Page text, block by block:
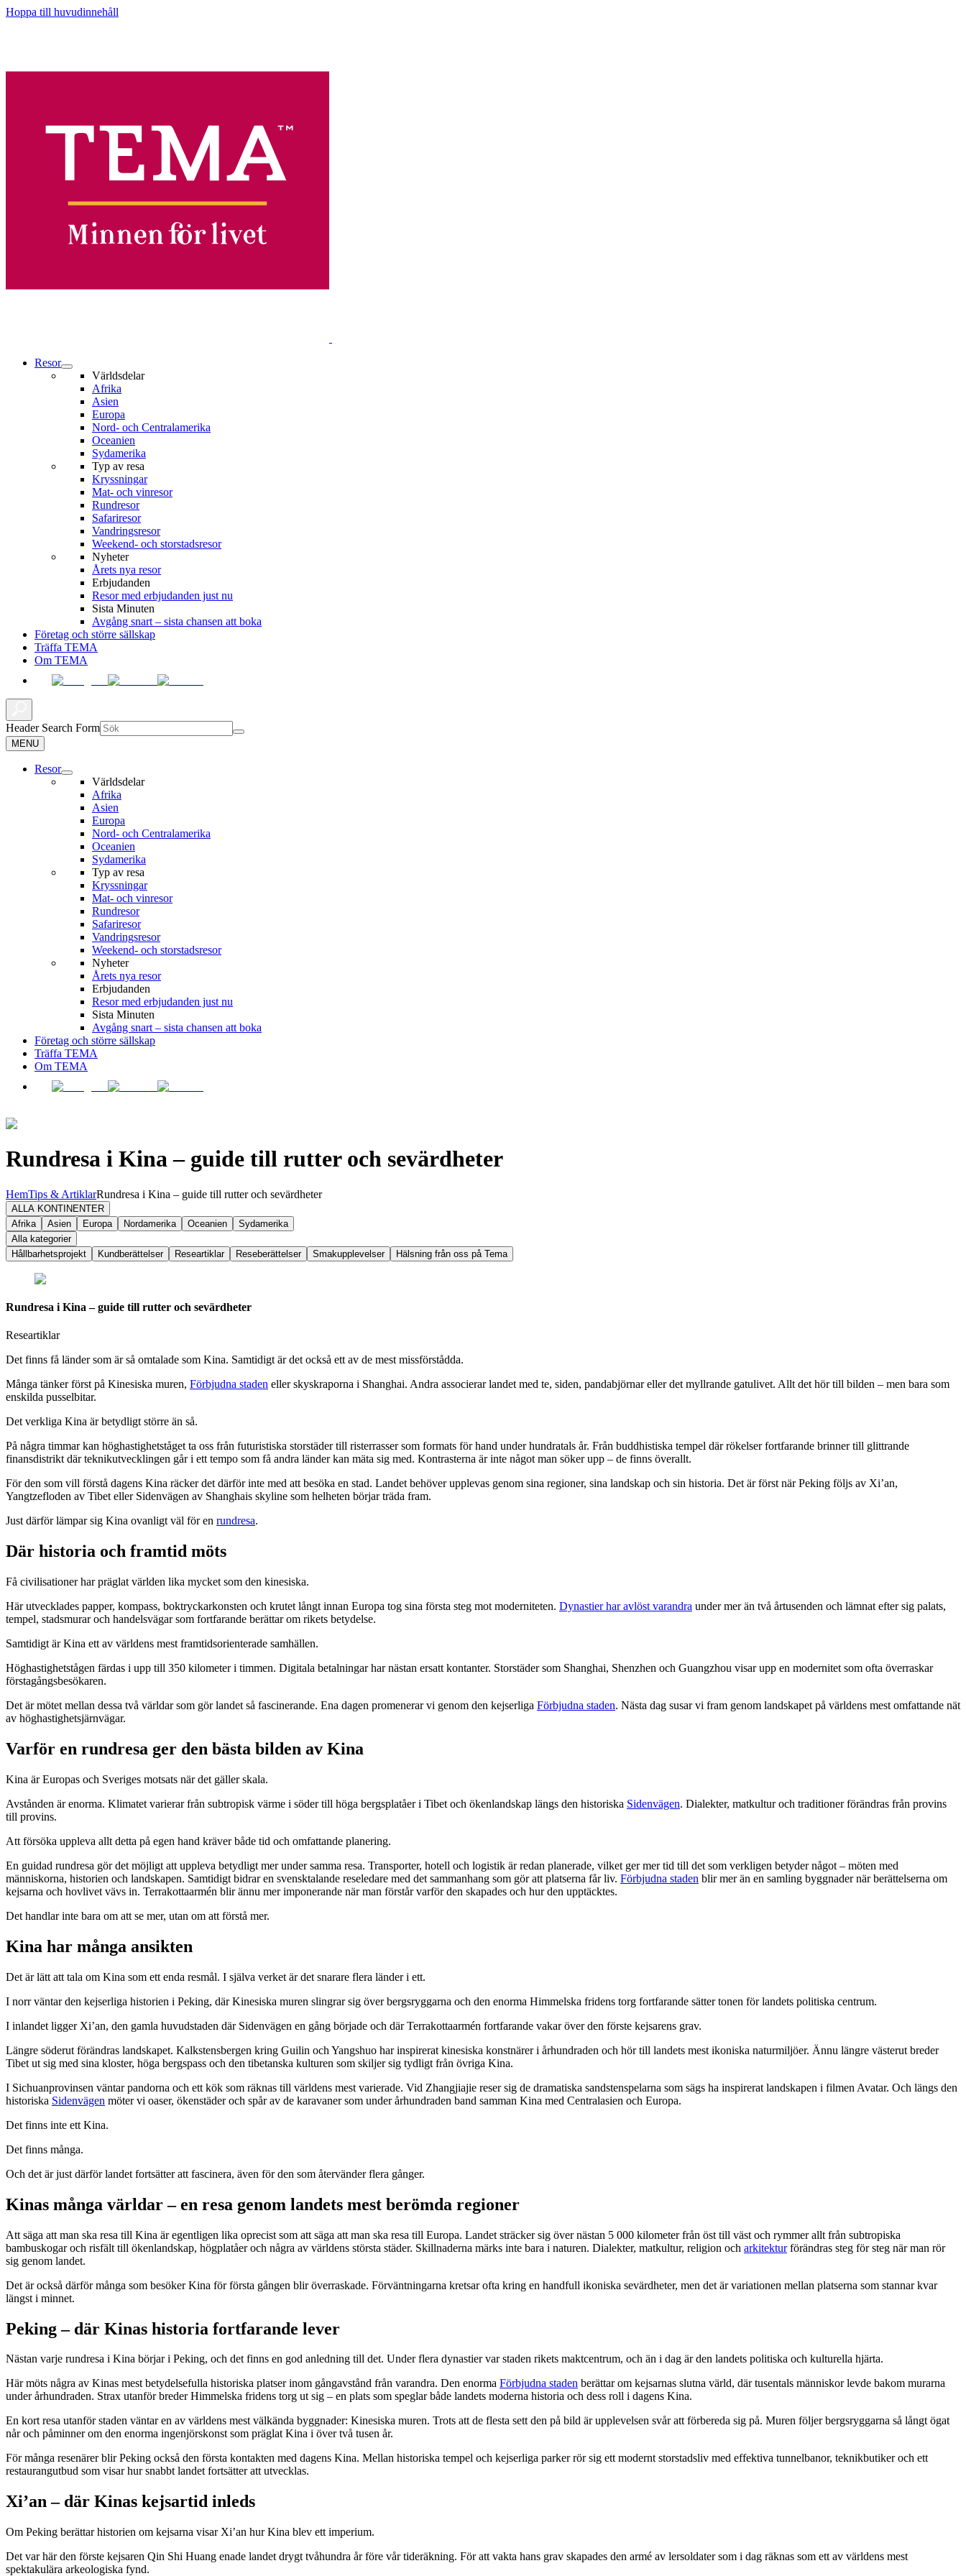
Hoppa till huvudinnehåll
Resor
Världsdelar
Afrika
Asien
Europa
Nord- och Centralamerika
Oceanien
Sydamerika
Typ av resa
Kryssningar
Mat- och vinresor
Rundresor
Safariresor
Vandringsresor
Weekend- och storstadsresor
Nyheter
Årets nya resor
Erbjudanden
Resor med erbjudanden just nu
Sista Minuten
Avgång snart – sista chansen att boka
Företag och större sällskap
Träffa TEMA
Om TEMA
Header Search Form
MENU
Resor
Världsdelar
Afrika
Asien
Europa
Nord- och Centralamerika
Oceanien
Sydamerika
Typ av resa
Kryssningar
Mat- och vinresor
Rundresor
Safariresor
Vandringsresor
Weekend- och storstadsresor
Nyheter
Årets nya resor
Erbjudanden
Resor med erbjudanden just nu
Sista Minuten
Avgång snart – sista chansen att boka
Företag och större sällskap
Träffa TEMA
Om TEMA
Rundresa i Kina – guide till rutter och sevärdheter
HemTips & ArtiklarRundresa i Kina – guide till rutter och sevärdheter
ALLA KONTINENTER
Afrika
Asien Europa Nordamerika Oceanien
Sydamerika
Alla kategorier
Hållbarhetsprojekt
Kundberättelser Researtiklar Reseberättelser Smakupplevelser Hälsning från oss på Tema
Rundresa i Kina – guide till rutter och sevärdheter
Researtiklar
Det finns få länder som är så omtalade som Kina. Samtidigt är det också ett av de mest missförstådda.
Många tänker först på Kinesiska muren, Förbjudna staden eller skyskraporna i Shanghai. Andra associerar landet med te, siden, pandabjörnar eller det myllrande gatulivet. Allt det hör till bilden – men bara som
enskilda pusselbitar.
Det verkliga Kina är betydligt större än så.
På några timmar kan höghastighetståget ta oss från futuristiska storstäder till risterrasser som formats för hand under hundratals år. Från buddhistiska tempel där rökelser fortfarande brinner till glittrande
finansdistrikt där teknikutvecklingen går i ett tempo som få andra länder kan mäta sig med. Kontrasterna är inte något man söker upp – de finns överallt.
För den som vill förstå dagens Kina räcker det därför inte med att besöka en stad. Landet behöver upplevas genom sina regioner, sina landskap och sin historia. Det är först när Peking följs av Xi’an,
Yangtzefloden av Tibet eller Sidenvägen av Shanghais skyline som helheten börjar träda fram.
Just därför lämpar sig Kina ovanligt väl för en rundresa.
Där historia och framtid möts
Få civilisationer har präglat världen lika mycket som den kinesiska.
Här utvecklades papper, kompass, boktryckarkonsten och krutet långt innan Europa tog sina första steg mot moderniteten. Dynastier har avlöst varandra under mer än två årtusenden och lämnat efter sig palats,
tempel, stadsmurar och handelsvägar som fortfarande berättar om rikets betydelse.
Samtidigt är Kina ett av världens mest framtidsorienterade samhällen.
Höghastighetstågen färdas i upp till 350 kilometer i timmen. Digitala betalningar har nästan ersatt kontanter. Storstäder som Shanghai, Shenzhen och Guangzhou visar upp en modernitet som ofta överraskar
förstagångsbesökaren.
Det är mötet mellan dessa två världar som gör landet så fascinerande. Ena dagen promenerar vi genom den kejserliga Förbjudna staden. Nästa dag susar vi fram genom landskapet på världens mest omfattande nät
av höghastighetsjärnvägar.
Varför en rundresa ger den bästa bilden av Kina
Kina är Europas och Sveriges motsats när det gäller skala.
Avstånden är enorma. Klimatet varierar från subtropisk värme i söder till höga bergsplatåer i Tibet och ökenlandskap längs den historiska Sidenvägen. Dialekter, matkultur och traditioner förändras från provins
till provins.
Att försöka uppleva allt detta på egen hand kräver både tid och omfattande planering.
En guidad rundresa gör det möjligt att uppleva betydligt mer under samma resa. Transporter, hotell och logistik är redan planerade, vilket ger mer tid till det som verkligen betyder något – möten med
människorna, historien och landskapen. Samtidigt bidrar en svensktalande reseledare med det sammanhang som gör att platserna får liv. Förbjudna staden blir mer än en samling byggnader när berättelserna om
kejsarna och hovlivet vävs in. Terrakottaarmén blir ännu mer imponerande när man förstår varför den skapades och hur den upptäcktes.
Det handlar inte bara om att se mer, utan om att förstå mer.
Kina har många ansikten
Det är lätt att tala om Kina som ett enda resmål. I själva verket är det snarare flera länder i ett.
I norr väntar den kejserliga historien i Peking, där Kinesiska muren slingrar sig över bergsryggarna och den enorma Himmelska fridens torg fortfarande sätter tonen för landets politiska centrum.
I inlandet ligger Xi’an, den gamla huvudstaden där Sidenvägen en gång började och där Terrakottaarmén fortfarande vakar över den förste kejsarens grav.
Längre söderut förändras landskapet. Kalkstensbergen kring Guilin och Yangshuo har inspirerat kinesiska konstnärer i århundraden och hör till landets mest ikoniska naturmiljöer. Ännu längre västerut breder
Tibet ut sig med sina kloster, höga bergspass och den tibetanska kulturen som skiljer sig tydligt från övriga Kina.
I Sichuanprovinsen väntar pandorna och ett kök som räknas till världens mest varierade. Vid Zhangjiajie reser sig de dramatiska sandstenspelarna som sägs ha inspirerat landskapen i filmen Avatar. Och längs den
historiska Sidenvägen möter vi oaser, ökenstäder och spår av de karavaner som under århundraden band samman Kina med Centralasien och Europa.
Det finns inte ett Kina.
Det finns många.
Och det är just därför landet fortsätter att fascinera, även för den som återvänder flera gånger.
Kinas många världar – en resa genom landets mest berömda regioner
Att säga att man ska resa till Kina är egentligen lika oprecist som att säga att man ska resa till Europa. Landet sträcker sig över nästan 5 000 kilometer från öst till väst och rymmer allt från subtropiska
bambuskogar och risfält till ökenlandskap, högplatåer och några av världens största städer. Skillnaderna märks inte bara i naturen. Dialekter, matkultur, religion och arkitekturförändras steg för steg när man rör
sig genom landet.
Det är också därför många som besöker Kina för första gången blir överraskade. Förväntningarna kretsar ofta kring en handfull ikoniska sevärdheter, men det är variationen mellan platserna som stannar kvar
längst i minnet.
Peking – där Kinas historia fortfarande lever
Nästan varje rundresa i Kina börjar i Peking, och det finns en god anledning till det. Under flera dynastier var staden rikets maktcentrum, och än i dag är den landets politiska och kulturella hjärta.
Här möts några av Kinas mest betydelsefulla historiska platser inom gångavstånd från varandra. Den enorma Förbjudna staden berättar om kejsarnas slutna värld, där tusentals människor levde bakom murarna
under århundraden. Strax utanför breder Himmelska fridens torg ut sig – en plats som speglar både landets moderna historia och dess roll i dagens Kina.
En kort resa utanför staden väntar en av världens mest välkända byggnader: Kinesiska muren. Trots att de flesta sett den på bild är upplevelsen svår att förbereda sig på. Muren följer bergsryggarna så långt ögat
når och påminner om den enorma ingenjörskonst som präglat Kina i över två tusen år.
För många resenärer blir Peking också den första kontakten med dagens Kina. Mellan historiska tempel och kejserliga parker rör sig ett modernt storstadsliv med effektiva tunnelbanor, teknikbutiker och ett
restaurangutbud som visar hur snabbt landet fortsätter att utvecklas.
Xi’an – där Kinas kejsartid inleds
Om Peking berättar historien om kejsarna visar Xi’an hur Kina blev ett imperium.
Det var här den förste kejsaren Qin Shi Huang enade landet drygt tvåhundra år före vår tideräkning. För att vakta hans grav skapades den armé av lersoldater som i dag räknas som ett av världens mest
spektakulära arkeologiska fynd.